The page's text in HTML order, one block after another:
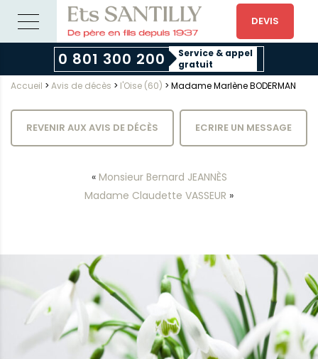
DEVIS
0 801 300 200
Service & appel
gratuit
Accueil > Avis de décès > l'Oise (60) > Madame Marlène BODERMAN
REVENIR AUX AVIS DE DÉCÈS ECRIRE UN MESSAGE
« Monsieur Bernard JEANNÈS
Madame Claudette VASSEUR »